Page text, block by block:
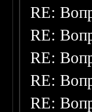
RE:
RE:
RE:
RE:
RE: